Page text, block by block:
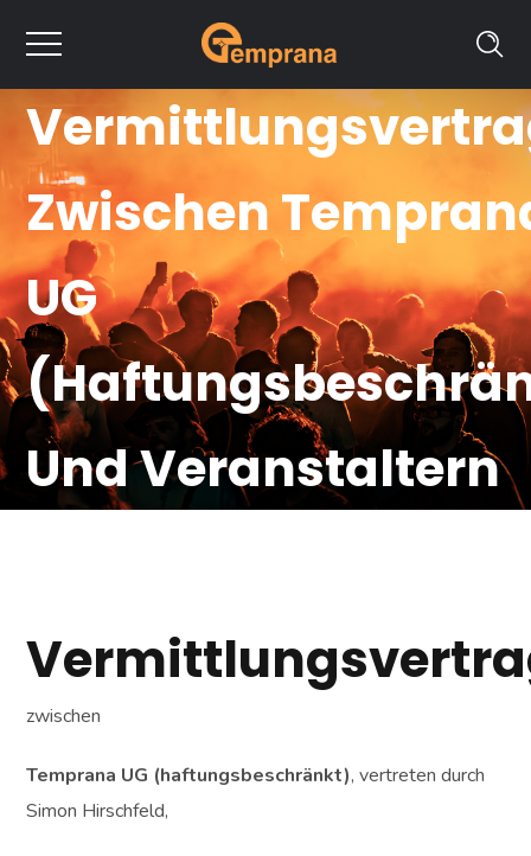
Zwischen
UG
Und Veranstaltern
zwischen
Temprana UG (haftungsbeschränkt), vertreten durch
Simon Hirschfeld,